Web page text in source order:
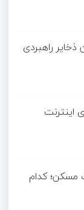
ذخایر راهبردی
ضریب ۲.۷ برای اینترنت
مسکن؛ کدام